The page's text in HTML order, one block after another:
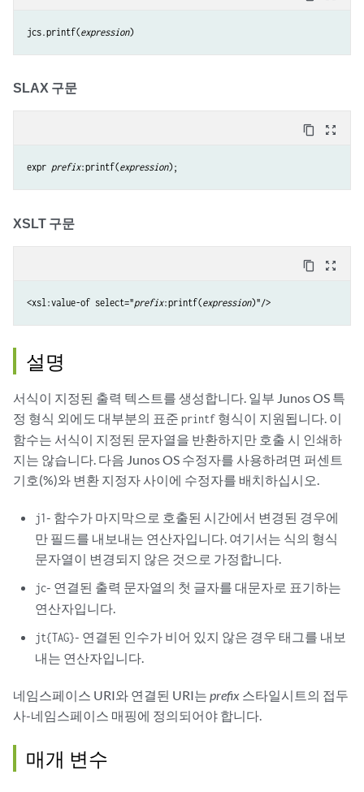
jcs.printf(expression
SLAX 구문
content_copy zoom_out_map
expr prefix:printf(expression
XSLT 구문
content_copy zoom_out_map
<xsl:value-of select="prefix:printf(expression
설명
서식이 지정된 출력 텍스트를 생성합니다. 일부 Junos OS 특
정 형식 외에도 대부분의 표준 printf 형식이 지원됩니다. 이
함수는 서식이 지정된 문자열을 반환하지만 호출 시 인쇄하
지는 않습니다. 다음 Junos OS 수정자를 사용하려면 퍼센트
기호(%)와 변환 지정자 사이에 수정자를 배치하십시오.
j1- 함수가 마지막으로 호출된 시간에서 변경된 경우에
만 필드를 내보내는 연산자입니다. 여기서는 식의 형식
문자열이 변경되지 않은 것으로 가정합니다.
jc- 연결된 출력 문자열의 첫 글자를 대문자로 표기하는
연산자입니다.
jt{TAG}- 연결된 인수가 비어 있지 않은 경우 태그를 내보
내는 연산자입니다.
네임스페이스 URI와 연결된 URI는 prefix 스타일시트의 접두
사-네임스페이스 매핑에 정의되어야 합니다.
매개 변수